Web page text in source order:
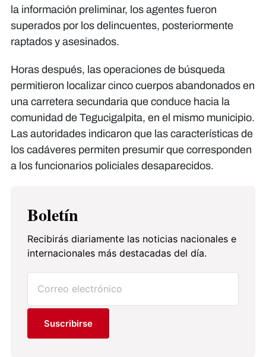
la información preliminar, los agentes fueron
superados por los delincuentes, posteriormente
raptados y asesinados.
Horas después, las operaciones de búsqueda
permitieron localizar cinco cuerpos abandonados en
una carretera secundaria que conduce hacia la
comunidad de Tegucigalpita, en el mismo municipio.
Las autoridades indicaron que las características de
los cadáveres permiten presumir que corresponden
a los funcionarios policiales desaparecidos.
Boletín
Recibirás diariamente las noticias nacionales e
internacionales más destacadas del día.
Suscribirse